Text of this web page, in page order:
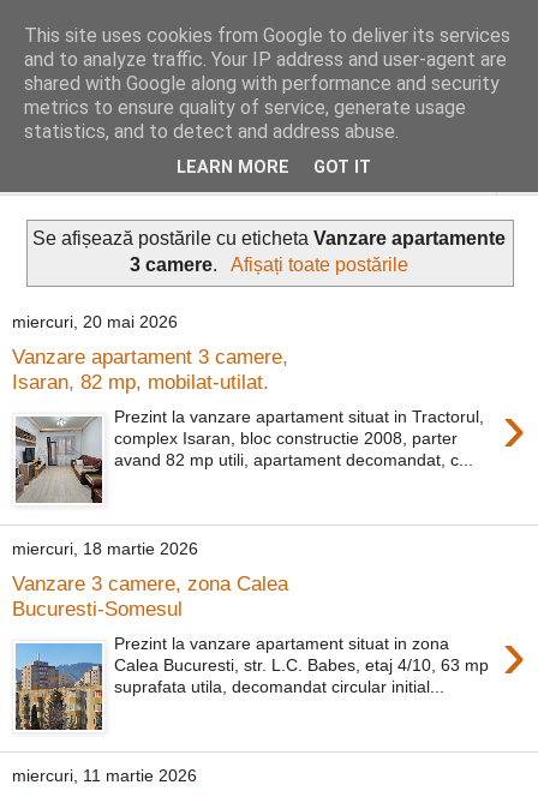
Distinct Imobiliare
Adrian Cocis 0742 129 909 ; Vasile Baciu 0768 440 185
Se afișează postările cu eticheta Vanzare apartamente
3 camere. Afișați toate postările
miercuri, 20 mai 2026
Vanzare apartament 3 camere,
Isaran, 82 mp, mobilat-utilat.
›
Prezint la vanzare apartament situat in Tractorul,
complex Isaran, bloc constructie 2008, parter
avand 82 mp utili, apartament decomandat, c...
miercuri, 18 martie 2026
Vanzare 3 camere, zona Calea
Bucuresti-Somesul
›
Prezint la vanzare apartament situat in zona
Calea Bucuresti, str. L.C. Babes, etaj 4/10, 63 mp
suprafata utila, decomandat circular initial...
miercuri, 11 martie 2026
This site uses cookies from Google to deliver its services
and to analyze traffic. Your IP address and user-agent are
shared with Google along with performance and security
metrics to ensure quality of service, generate usage
statistics, and to detect and address abuse.
LEARN MORE GOT IT